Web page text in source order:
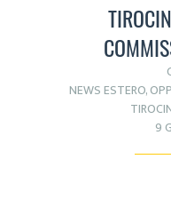
NEWS ESTERO,
9